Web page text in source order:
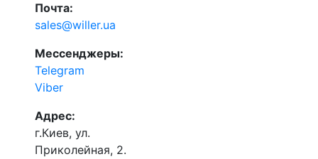
Почта:
sales@willer.ua
Мессенджеры:
Telegram
Viber
Адрес:
г.Киев, ул.
Приколейная, 2.